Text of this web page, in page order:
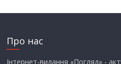
Про нас
Інтернет-видання «Погляд» -